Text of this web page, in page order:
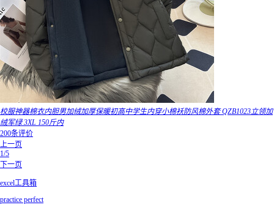
校服神器棉衣内胆男加绒加厚保暖初高中学生内穿小棉袄防风棉外套 QZB1023立领加
绒军绿 3XL 150斤内
200条评价
上一页
1/5
下一页
excel工具箱
practice perfect